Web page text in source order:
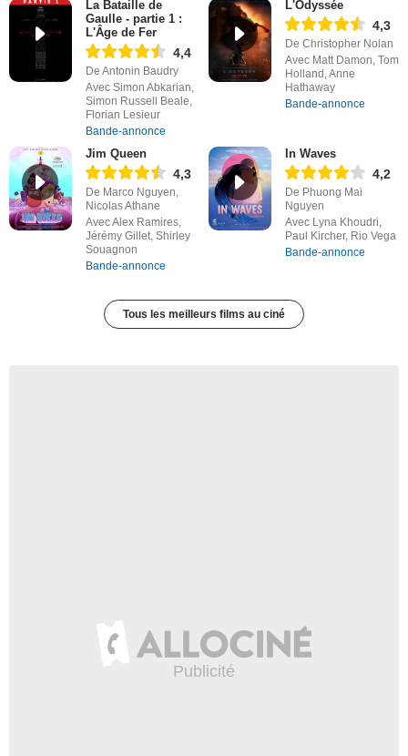
La Bataille de
Gaulle - partie 1 :
L'Âge de Fer
4,4
De Antonin Baudry
Avec Simon Abkarian,
Simon Russell Beale,
Florian Lesieur
Bande-annonce
L'Odyssée
4,3
De Christopher Nolan
Avec Matt Damon, Tom
Holland, Anne
Hathaway
Bande-annonce
Jim Queen
4,3
De Marco Nguyen,
Nicolas Athane
Avec Alex Ramires,
Jérémy Gillet, Shirley
Souagnon
Bande-annonce
In Waves
4,2
De Phuong Mai
Nguyen
Avec Lyna Khoudri,
Paul Kircher, Rio Vega
Bande-annonce
Tous les meilleurs films au ciné